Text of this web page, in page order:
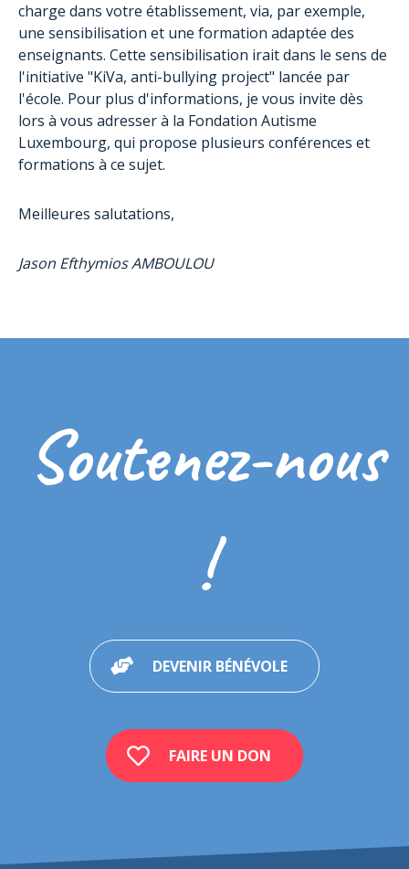
charge dans votre établissement, via, par exemple,
une sensibilisation et une formation adaptée des
enseignants. Cette sensibilisation irait dans le sens de
l'initiative "KiVa, anti-bullying project" lancée par
l'école. Pour plus d'informations, je vous invite dès
lors à vous adresser à la Fondation Autisme
Luxembourg, qui propose plusieurs conférences et
formations à ce sujet.
Meilleures salutations,
Jason Efthymios AMBOULOU
Soutenez-nous
!
DEVENIR BÉNÉVOLE
FAIRE UN DON